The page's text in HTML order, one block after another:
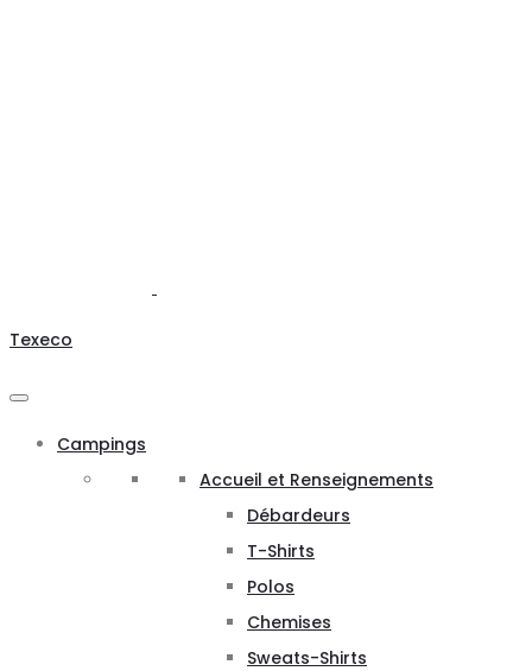
Texeco
Campings
Accueil et Renseignements
Débardeurs
T-Shirts
Polos
Chemises
Sweats-Shirts